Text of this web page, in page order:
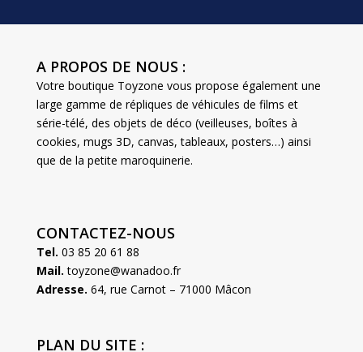
A PROPOS DE NOUS :
Votre boutique Toyzone vous propose également une
large gamme de répliques de véhicules de films et
série-télé, des objets de déco (veilleuses, boîtes à
cookies, mugs 3D, canvas, tableaux, posters…) ainsi
que de la petite maroquinerie.
CONTACTEZ-NOUS
Tel. 03 85 20 61 88
Mail. toyzone@wanadoo.fr
Adresse. 64, rue Carnot – 71000 Mâcon
PLAN DU SITE :